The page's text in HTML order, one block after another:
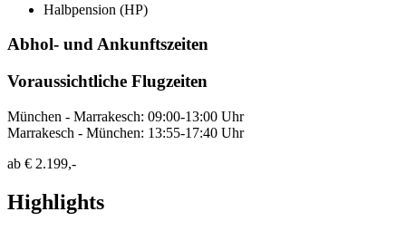
Halbpension (HP)
Abhol- und Ankunftszeiten
Voraussichtliche Flugzeiten
München - Marrakesch: 09:00-13:00 Uhr
Marrakesch - München: 13:55-17:40 Uhr
ab € 2.199,-
Highlights